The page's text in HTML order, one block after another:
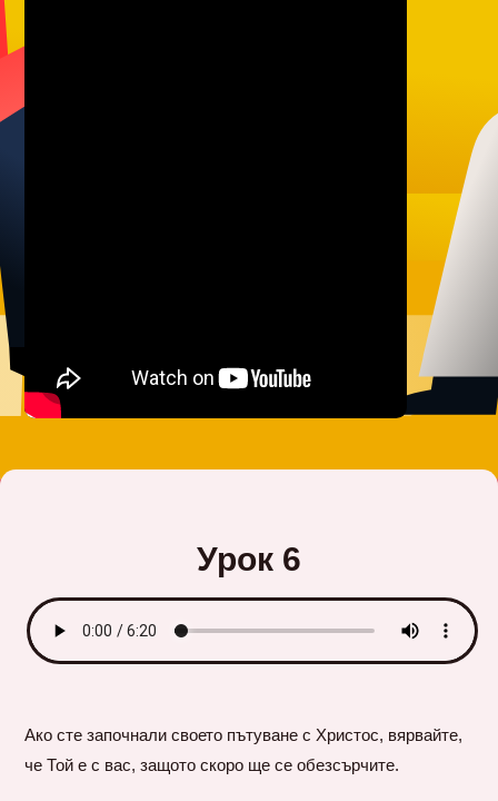
Урок 6
Ако сте започнали своето пътуване с Христос, вярвайте,
че Той е с вас, защото скоро ще се обезсърчите.